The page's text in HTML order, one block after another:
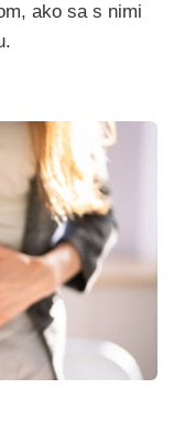
ako sa s nimi